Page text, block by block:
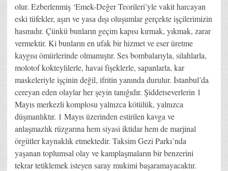
olur. Ezberlenmiş ‘Emek-Değer Teorileri’yle vakit harcayan
eski tüfekler, aşırı ve yasa dışı oluşumlar gerçekte işçilerimizin
hasmıdır. Çünkü bunların geçim kapısı kırmak, yıkmak, zarar
vermektir. Ki bunların en ufak bir hizmet ve eser üretme
kaygısı ömürlerinde olmamıştır. Ses bombalarıyla, silahlarla,
molotof kokteylilerle, havai fişeklerle, sapanlarla, kar
maskeleriyle işçinin değil, ifritin yanında durulur. İstanbul’da
cereyan eden olaylar her şeyin tanığıdır. Şiddetseverlerin 1
Mayıs merkezli komplosu yalnızca kötülük, yalnızca
düşmanlıktır. 1 Mayıs üzerinden estirilen kavga ve
anlaşmazlık rüzgarına hem siyasi iktidar hem de marjinal
örgütler kaynaklık etmektedir. Taksim Gezi Parkı’nda
yaşanan toplumsal olay ve kamplaşmaların bir benzerini
tekrar tetiklemek isteyen saray mukimi başaramayacaktır.